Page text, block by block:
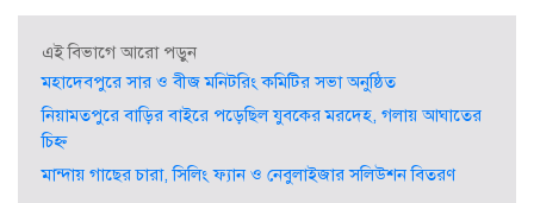
এই বিভাগে আরো পড়ুন
মহাদেবপুরে সার ও বীজ মনিটরিং কমিটির সভা অনুষ্ঠিত
নিয়ামতপুরে বাড়ির বাইরে পড়েছিল যুবকের মরদেহ, গলায় আঘাতের
চিহ্ন
মান্দায় গাছের চারা, সিলিং ফ্যান ও নেবুলাইজার সলিউশন বিতরণ